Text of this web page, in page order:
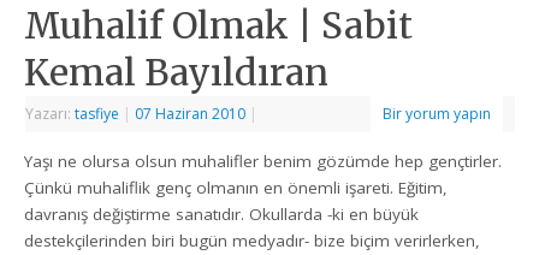
Muhalif Olmak | Sabit
Kemal Bayıldıran
Yazarı:tasfiye | 07 Haziran 2010 | Bir yorum yapın
Yaşı ne olursa olsun muhalifler benim gözümde hep gençtirler.
Çünkü muhaliflik genç olmanın en önemli işareti. Eğitim,
davranış değiştirme sanatıdır. Okullarda -ki en büyük
destekçilerinden biri bugün medyadır- bize biçim verirlerken,